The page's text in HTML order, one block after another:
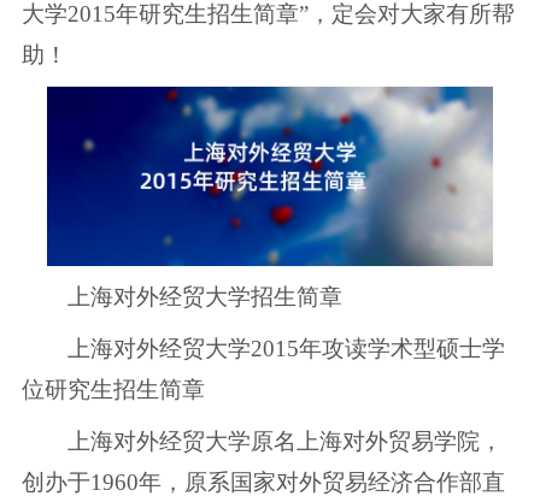
大学2015年研究生招生简章”，定会对大家有所帮
助！
上海对外经贸大学招生简章
上海对外经贸大学2015年攻读学术型硕士学
位研究生招生简章
上海对外经贸大学原名上海对外贸易学院，
创办于1960年，原系国家对外贸易经济合作部直